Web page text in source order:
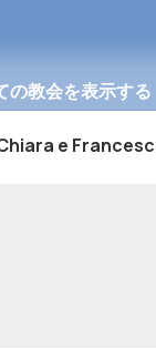
の教会を表示する
e